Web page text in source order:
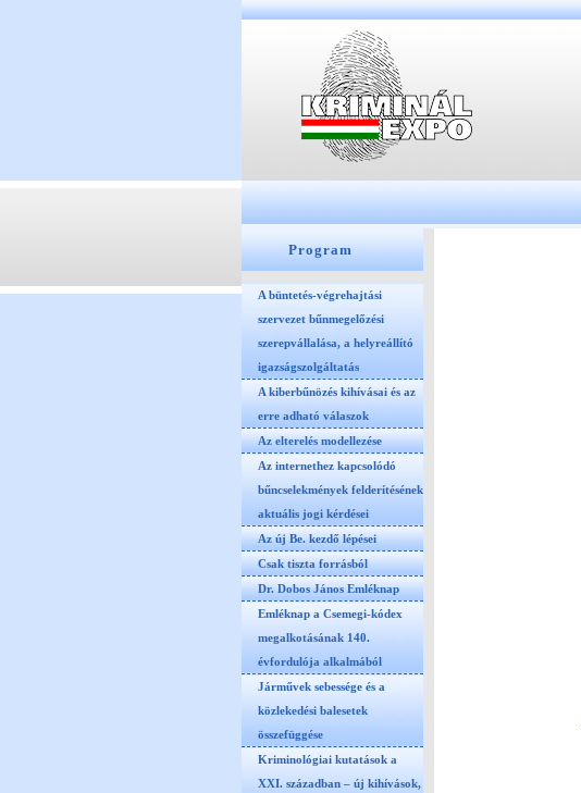
Program
A büntetés-végrehajtási
szervezet bűnmegelőzési
szerepvállalása, a helyreállító
igazságszolgáltatás
A kiberbűnözés kihívásai és az
erre adható válaszok
Az elterelés modellezése
Az internethez kapcsolódó
bűncselekmények felderítésének
aktuális jogi kérdései
Az új Be. kezdő lépései
Csak tiszta forrásból
Dr. Dobos János Emléknap
Emléknap a Csemegi-kódex
megalkotásának 140.
évfordulója alkalmából
Járművek sebessége és a
közlekedési balesetek
összefüggése
Kriminológiai kutatások a
XXI. században – új kihívások,